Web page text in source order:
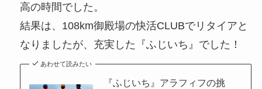
高の時間でした。
結果は、108km御殿場の快活CLUBでリタイアと
なりましたが、充実した『ふじいち』でした！
あわせて読みたい
『ふじいち』アラフィフの挑